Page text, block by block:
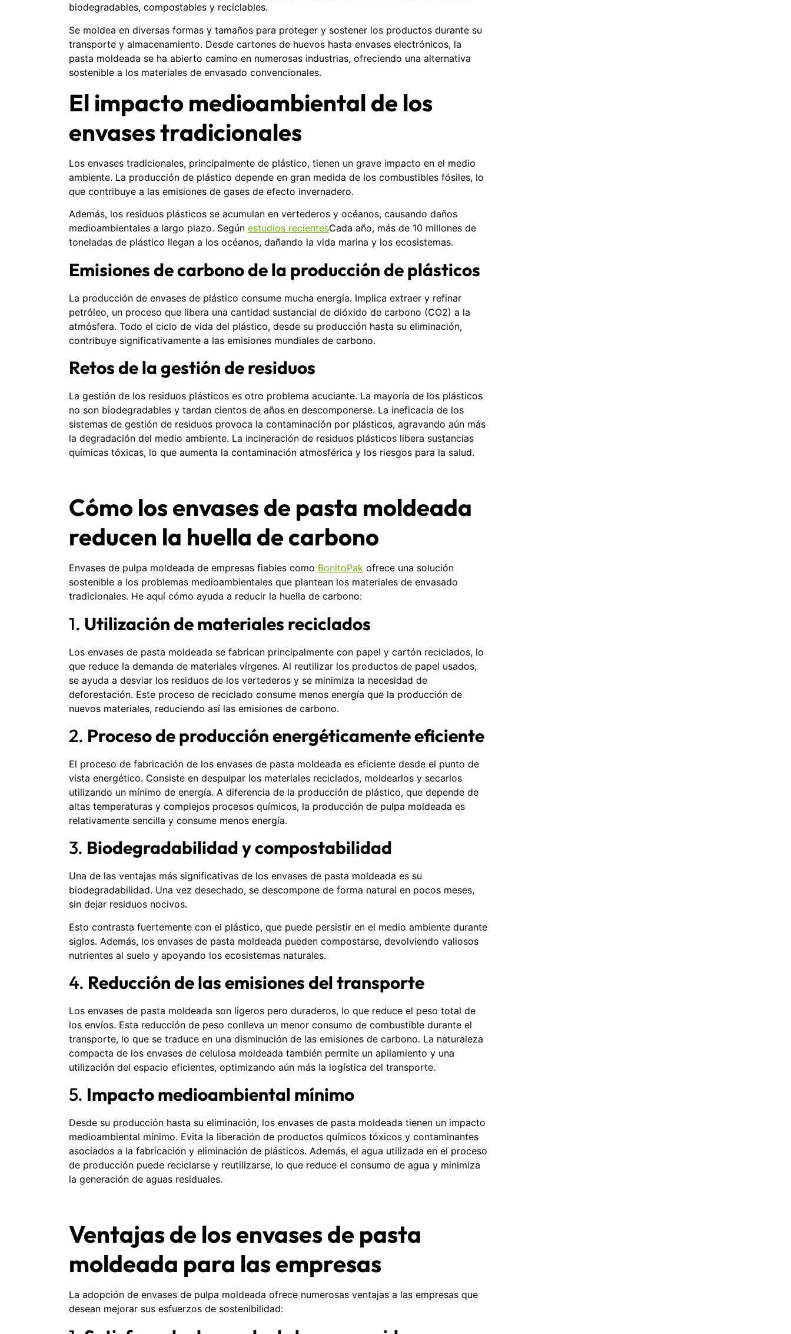
biodegradables, compostables y reciclables.
Se moldea en diversas formas y tamaños para proteger y sostener los productos durante su
transporte y almacenamiento. Desde cartones de huevos hasta envases electrónicos, la
pasta moldeada se ha abierto camino en numerosas industrias, ofreciendo una alternativa
sostenible a los materiales de envasado convencionales.
El impacto medioambiental de los
envases tradicionales
Los envases tradicionales, principalmente de plástico, tienen un grave impacto en el medio
ambiente. La producción de plástico depende en gran medida de los combustibles fósiles, lo
que contribuye a las emisiones de gases de efecto invernadero.
Además, los residuos plásticos se acumulan en vertederos y océanos, causando daños
medioambientales a largo plazo. Según estudios recientesCada año, más de 10 millones de
toneladas de plástico llegan a los océanos, dañando la vida marina y los ecosistemas.
Emisiones de carbono de la producción de plásticos
La producción de envases de plástico consume mucha energía. Implica extraer y refinar
petróleo, un proceso que libera una cantidad sustancial de dióxido de carbono (CO2) a la
atmósfera. Todo el ciclo de vida del plástico, desde su producción hasta su eliminación,
contribuye significativamente a las emisiones mundiales de carbono.
Retos de la gestión de residuos
La gestión de los residuos plásticos es otro problema acuciante. La mayoría de los plásticos
no son biodegradables y tardan cientos de años en descomponerse. La ineficacia de los
sistemas de gestión de residuos provoca la contaminación por plásticos, agravando aún más
la degradación del medio ambiente. La incineración de residuos plásticos libera sustancias
químicas tóxicas, lo que aumenta la contaminación atmosférica y los riesgos para la salud.
Cómo los envases de pasta moldeada
reducen la huella de carbono
Envases de pulpa moldeada de empresas fiables como BonitoPak ofrece una solución
sostenible a los problemas medioambientales que plantean los materiales de envasado
tradicionales. He aquí cómo ayuda a reducir la huella de carbono:
1. Utilización de materiales reciclados
Los envases de pasta moldeada se fabrican principalmente con papel y cartón reciclados, lo
que reduce la demanda de materiales vírgenes. Al reutilizar los productos de papel usados,
se ayuda a desviar los residuos de los vertederos y se minimiza la necesidad de
deforestación. Este proceso de reciclado consume menos energía que la producción de
nuevos materiales, reduciendo así las emisiones de carbono.
2. Proceso de producción energéticamente eficiente
El proceso de fabricación de los envases de pasta moldeada es eficiente desde el punto de
vista energético. Consiste en despulpar los materiales reciclados, moldearlos y secarlos
utilizando un mínimo de energía. A diferencia de la producción de plástico, que depende de
altas temperaturas y complejos procesos químicos, la producción de pulpa moldeada es
relativamente sencilla y consume menos energía.
3. Biodegradabilidad y compostabilidad
Una de las ventajas más significativas de los envases de pasta moldeada es su
biodegradabilidad. Una vez desechado, se descompone de forma natural en pocos meses,
sin dejar residuos nocivos.
Esto contrasta fuertemente con el plástico, que puede persistir en el medio ambiente durante
siglos. Además, los envases de pasta moldeada pueden compostarse, devolviendo valiosos
nutrientes al suelo y apoyando los ecosistemas naturales.
4. Reducción de las emisiones del transporte
Los envases de pasta moldeada son ligeros pero duraderos, lo que reduce el peso total de
los envíos. Esta reducción de peso conlleva un menor consumo de combustible durante el
transporte, lo que se traduce en una disminución de las emisiones de carbono. La naturaleza
compacta de los envases de celulosa moldeada también permite un apilamiento y una
utilización del espacio eficientes, optimizando aún más la logística del transporte.
5. Impacto medioambiental mínimo
Desde su producción hasta su eliminación, los envases de pasta moldeada tienen un impacto
medioambiental mínimo. Evita la liberación de productos químicos tóxicos y contaminantes
asociados a la fabricación y eliminación de plásticos. Además, el agua utilizada en el proceso
de producción puede reciclarse y reutilizarse, lo que reduce el consumo de agua y minimiza
la generación de aguas residuales.
Ventajas de los envases de pasta
moldeada para las empresas
La adopción de envases de pulpa moldeada ofrece numerosas ventajas a las empresas que
desean mejorar sus esfuerzos de sostenibilidad: